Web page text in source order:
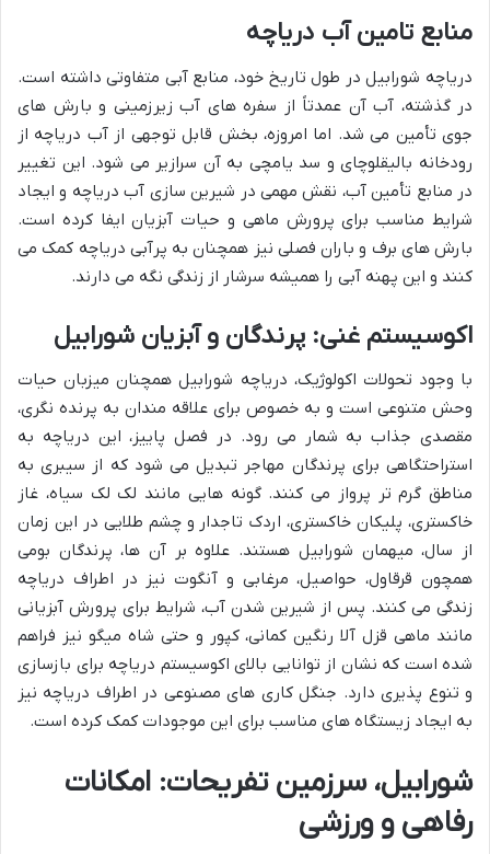
منابع تامین آب دریاچه
دریاچه شورابیل در طول تاریخ خود، منابع آبی متفاوتی داشته است.
در گذشته، آب آن عمدتاً از سفره های آب زیرزمینی و بارش های
جوی تأمین می شد. اما امروزه، بخش قابل توجهی از آب دریاچه از
رودخانه بالیقلوچای و سد یامچی به آن سرازیر می شود. این تغییر
در منابع تأمین آب، نقش مهمی در شیرین سازی آب دریاچه و ایجاد
شرایط مناسب برای پرورش ماهی و حیات آبزیان ایفا کرده است.
بارش های برف و باران فصلی نیز همچنان به پرآبی دریاچه کمک می
کنند و این پهنه آبی را همیشه سرشار از زندگی نگه می دارند.
اکوسیستم غنی: پرندگان و آبزیان شورابیل
با وجود تحولات اکولوژیک، دریاچه شورابیل همچنان میزبان حیات
وحش متنوعی است و به خصوص برای علاقه مندان به پرنده نگری،
مقصدی جذاب به شمار می رود. در فصل پاییز، این دریاچه به
استراحتگاهی برای پرندگان مهاجر تبدیل می شود که از سیبری به
مناطق گرم تر پرواز می کنند. گونه هایی مانند لک لک سیاه، غاز
خاکستری، پلیکان خاکستری، اردک تاجدار و چشم طلایی در این زمان
از سال، میهمان شورابیل هستند. علاوه بر آن ها، پرندگان بومی
همچون قرقاول، حواصیل، مرغابی و آنگوت نیز در اطراف دریاچه
زندگی می کنند. پس از شیرین شدن آب، شرایط برای پرورش آبزیانی
مانند ماهی قزل آلا رنگین کمانی، کپور و حتی شاه میگو نیز فراهم
شده است که نشان از توانایی بالای اکوسیستم دریاچه برای بازسازی
و تنوع پذیری دارد. جنگل کاری های مصنوعی در اطراف دریاچه نیز
به ایجاد زیستگاه های مناسب برای این موجودات کمک کرده است.
شورابیل، سرزمین تفریحات: امکانات
رفاهی و ورزشی